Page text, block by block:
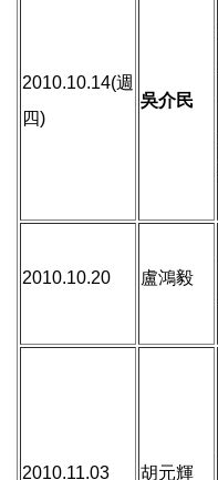
2010.10.14(週
四)
吳介民
2010.10.20 盧鴻毅
2010.11.03 胡元輝